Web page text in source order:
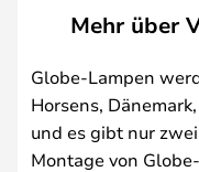
Mehr über
Globe-Lampen
Horsens,
und es gibt nur
Montage von